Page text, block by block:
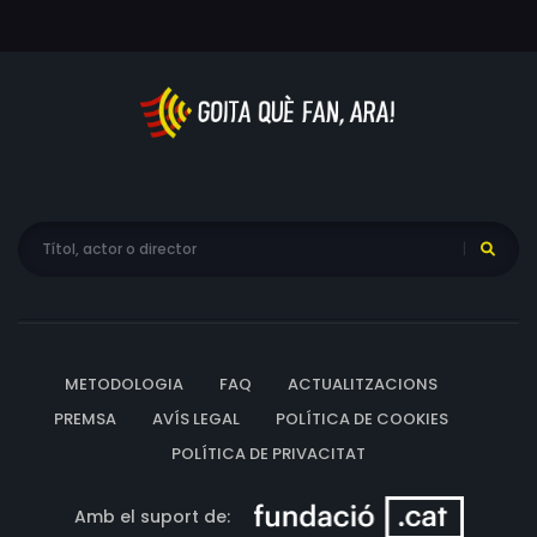
METODOLOGIA FAQ
ACTUALITZACIONS
PREMSA
AVÍS LEGAL
POLÍTICA DE COOKIES
POLÍTICA DE PRIVACITAT
Amb el suport de: